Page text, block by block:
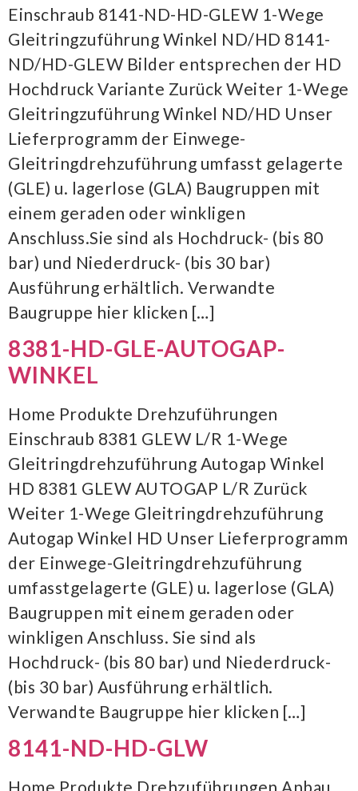
Einschraub 8141-ND-HD-GLEW 1-Wege
Gleitringzuführung Winkel ND/HD 8141-
ND/HD-GLEW Bilder entsprechen der HD
Hochdruck Variante Zurück Weiter 1-Wege
Gleitringzuführung Winkel ND/HD Unser
Lieferprogramm der Einwege-
Gleitringdrehzuführung umfasst gelagerte
(GLE) u. lagerlose (GLA) Baugruppen mit
einem geraden oder winkligen
Anschluss.Sie sind als Hochdruck- (bis 80
bar) und Niederdruck- (bis 30 bar)
Ausführung erhältlich. Verwandte
Baugruppe hier klicken […]
8381-HD-GLE-AUTOGAP-
WINKEL
Home Produkte Drehzuführungen
Einschraub 8381 GLEW L/R 1-Wege
Gleitringdrehzuführung Autogap Winkel
HD 8381 GLEW AUTOGAP L/R Zurück
Weiter 1-Wege Gleitringdrehzuführung
Autogap Winkel HD Unser Lieferprogramm
der Einwege-Gleitringdrehzuführung
umfasstgelagerte (GLE) u. lagerlose (GLA)
Baugruppen mit einem geraden oder
winkligen Anschluss. Sie sind als
Hochdruck- (bis 80 bar) und Niederdruck-
(bis 30 bar) Ausführung erhältlich.
Verwandte Baugruppe hier klicken […]
8141-ND-HD-GLW
Home Produkte Drehzuführungen Anbau